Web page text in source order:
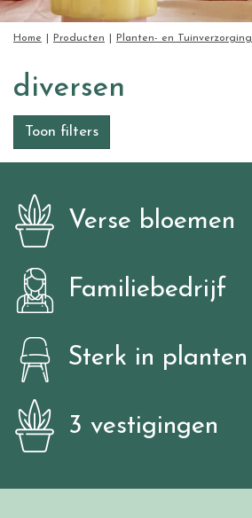
Home Producten Planten- en Tuinverzorging
diversen
Toon filters
Verse bloemen
Familiebedrijf
Sterk in planten
3 vestigingen